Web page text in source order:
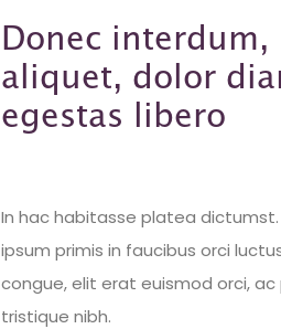
Donec
aliquet, dolor
egestas libero
In hac habitasse platea
ipsum primis in faucibus orci
congue, elit erat euismod orci,
tristique nibh.